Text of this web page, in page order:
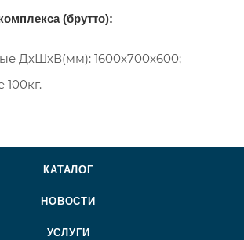
(брутто):
ДхШхВ(мм): 1600x700x600;
100кг.
КАТАЛОГ
НОВОСТИ
УСЛУГИ